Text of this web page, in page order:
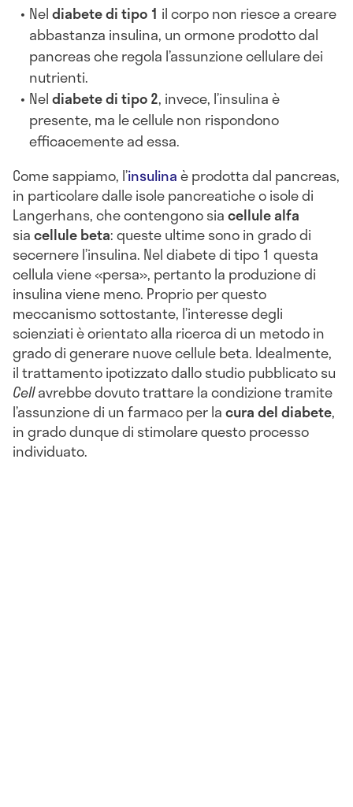
Neldiabete di tipo 1 il corpo non riesce a creare
abbastanza insulina, un ormone prodotto dal
pancreas che regola l’assunzione cellulare dei
nutrienti.
Neldiabete di tipo 2, invece, l’insulina è
presente, ma le cellule non rispondono
efficacemente ad essa.
Come sappiamo, l’insulinaè prodotta dal pancreas,
in particolare dalle isole pancreatiche o isole di
Langerhans, che contengono siacellule alfa
siacellule beta: queste ultime sono in grado di
secernere l’insulina. Nel diabete di tipo 1 questa
cellula viene «persa», pertanto la produzione di
insulina viene meno. Proprio per questo
meccanismo sottostante, l’interesse degli
scienziati è orientato alla ricerca di un metodo in
grado di generare nuove cellule beta. Idealmente,
il trattamento ipotizzato dallo studio pubblicato su
Cellavrebbe dovuto trattare la condizione tramite
l’assunzione di un farmaco per lacura del diabete,
in grado dunque di stimolare questo processo
individuato.